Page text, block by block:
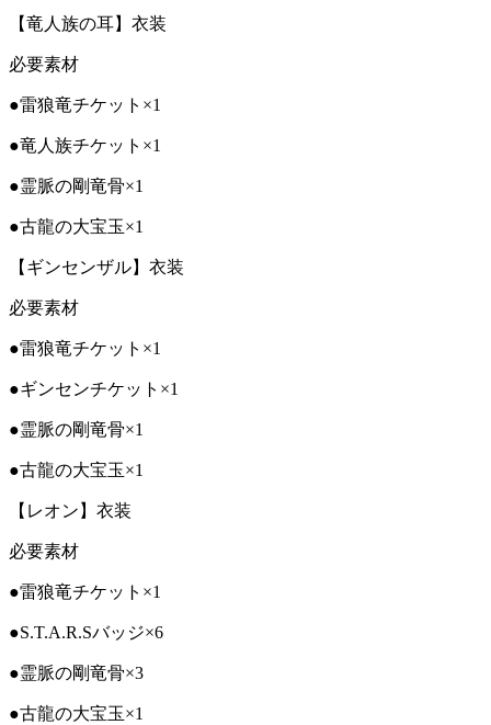
【竜人族の耳】衣装
必要素材
●雷狼竜チケット×1
●竜人族チケット×1
●霊脈の剛竜骨×1
●古龍の大宝玉×1
【ギンセンザル】衣装
必要素材
●雷狼竜チケット×1
●ギンセンチケット×1
●霊脈の剛竜骨×1
●古龍の大宝玉×1
【レオン】衣装
必要素材
●雷狼竜チケット×1
●S.T.A.R.Sバッジ×6
●霊脈の剛竜骨×3
●古龍の大宝玉×1